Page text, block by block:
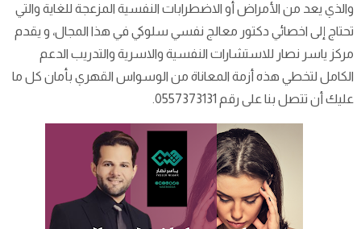
والذي يعد من الأمراض أو الاضطرابات النفسية المزعجة للغاية والتي
تحتاج إلى اخصائي دكتور معالج نفسي سلوكي في هذا المجال، و يقدم
مركز ياسر نصار للاستشارات النفسية والاسرية والتدريب الدعم
الكامل لتخطي هذه أزمة المعاناة من الوسواس القهري بأمان كل ما
عليك أن تتصل بنا على رقم 0557373131.